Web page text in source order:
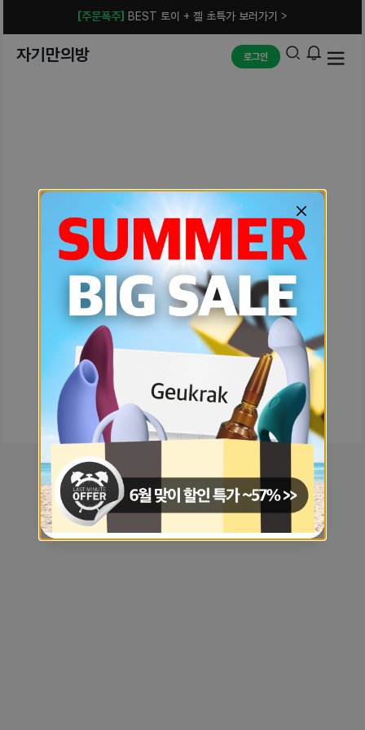
[주문폭주] BEST 토이 + 젤 초특가 보러가기 >
자기만의방 로그인
예상치 못한 에러입니다.